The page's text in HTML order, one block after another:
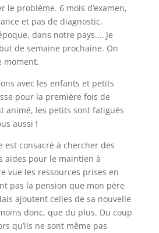
le problème. 6 mois d’examen,
et pas de diagnostic.
dans notre pays…. Je
de semaine prochaine. On
moment.
avec les enfants et petits
pour la première fois de
animé, les petits sont fatigués
aussi !
est consacré à chercher des
aides pour le maintien à
vue les ressources prises en
pas la pension que mon père
ajoutent celles de sa nouvelle
donc, que du plus. Du coup
qu’ils ne sont même pas